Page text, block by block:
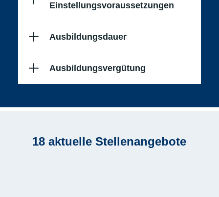
Einstellungsvoraussetzungen
Ausbildungsdauer
Ausbildungsvergütung
18 aktuelle Stellenangebote